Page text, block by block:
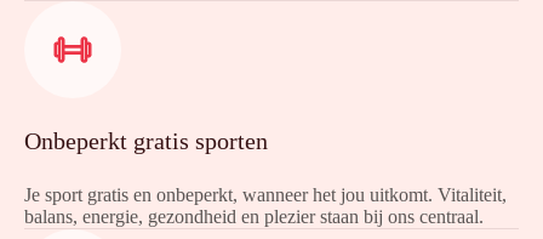
Onbeperkt gratis sporten
Je sport gratis en onbeperkt, wanneer het jou uitkomt. Vitaliteit,
balans, energie, gezondheid en plezier staan bij ons centraal.